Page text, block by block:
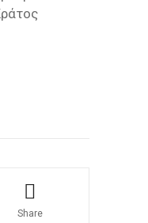
Share